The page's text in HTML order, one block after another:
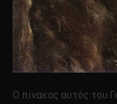
Ο πίνακας αυτός του